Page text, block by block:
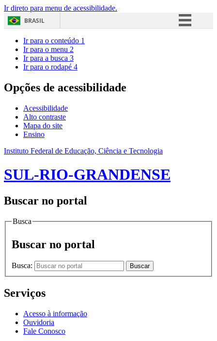
Ir direto para menu de acessibilidade.
BRASIL
Acesso à informação
Ir para o conteúdo 1
Ir para o menu 2
Ir para a busca 3
Ir para o rodapé 4
Opções de acessibilidade
Acessibilidade
Alto contraste
Mapa do site
Ensino
Instituto Federal de Educação, Ciência e Tecnologia
SUL-RIO-GRANDENSE
Buscar no portal
Busca
Buscar no portal
Busca: Buscar
Serviços
Acesso à informação
Ouvidoria
Fale Conosco